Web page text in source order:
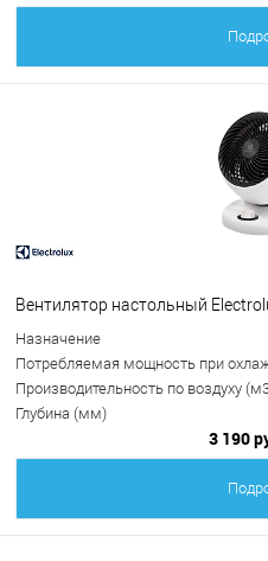
Вентилятор настольный
Назначение
Потребляемая мощность при
Производительность по воздуху
Глубина (мм)
3 190